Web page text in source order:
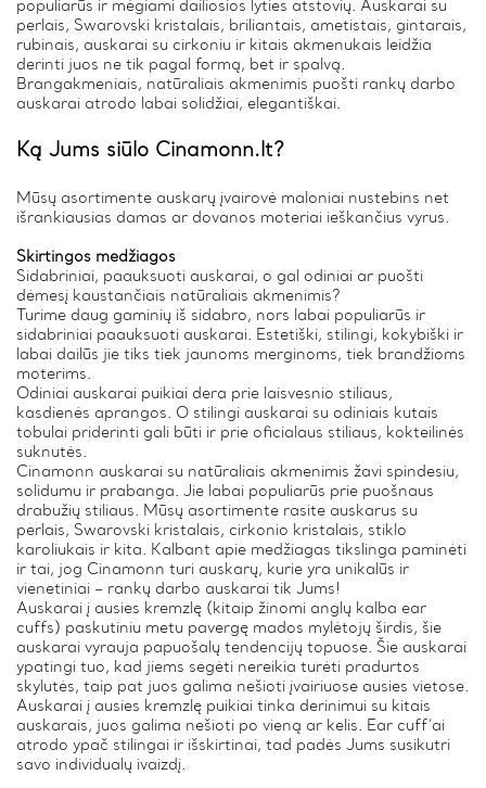
populiarūs ir mėgiami dailiosios lyties atstovių. Auskarai su
perlais, Swarovski kristalais, briliantais, ametistais, gintarais,
rubinais, auskarai su cirkoniu ir kitais akmenukais leidžia
derinti juos ne tik pagal formą, bet ir spalvą.
Brangakmeniais, natūraliais akmenimis puošti rankų darbo
auskarai atrodo labai solidžiai, elegantiškai.
Ką Jums siūlo Cinamonn.lt?
Mūsų asortimente auskarų įvairovė maloniai nustebins net
išrankiausias damas ar dovanos moteriai ieškančius vyrus.
Skirtingos medžiagos
Sidabriniai, paauksuoti auskarai, o gal odiniai ar puošti
dėmesį kaustančiais natūraliais akmenimis?
Turime daug gaminių iš sidabro, nors labai populiarūs ir
sidabriniai paauksuoti auskarai. Estetiški, stilingi, kokybiški ir
labai dailūs jie tiks tiek jaunoms merginoms, tiek brandžioms
moterims.
Odiniai auskarai puikiai dera prie laisvesnio stiliaus,
kasdienės aprangos. O stilingi auskarai su odiniais kutais
tobulai priderinti gali būti ir prie oficialaus stiliaus, kokteilinės
suknutės.
Cinamonn auskarai su natūraliais akmenimis žavi spindesiu,
solidumu ir prabanga. Jie labai populiarūs prie puošnaus
drabužių stiliaus. Mūsų asortimente rasite auskarus su
perlais, Swarovski kristalais, cirkonio kristalais, stiklo
karoliukais ir kita. Kalbant apie medžiagas tikslinga paminėti
ir tai, jog Cinamonn turi auskarų, kurie yra unikalūs ir
vienetiniai – rankų darbo auskarai tik Jums!
Auskarai į ausies kremzlę (kitaip žinomi anglų kalba ear
cuffs) paskutiniu metu pavergę mados mylėtojų širdis, šie
auskarai vyrauja papuošalų tendencijų topuose. Šie auskarai
ypatingi tuo, kad jiems segėti nereikia turėti pradurtos
skylutės, taip pat juos galima nešioti įvairiuose ausies vietose.
Auskarai į ausies kremzlę puikiai tinka derinimui su kitais
auskarais, juos galima nešioti po vieną ar kelis. Ear cuff’ai
atrodo ypač stilingai ir išskirtinai, tad padės Jums susikutri
savo individualų ivaizdį.